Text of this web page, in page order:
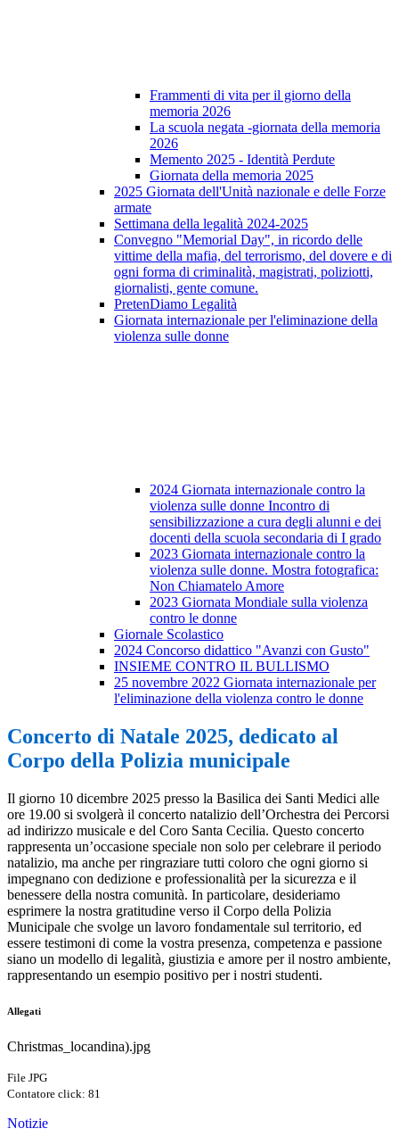
Frammenti di vita per il giorno della
memoria 2026
La scuola negata -giornata della memoria
2026
Memento 2025 - Identità Perdute
Giornata della memoria 2025
2025 Giornata dell'Unità nazionale e delle Forze
armate
Settimana della legalità 2024-2025
Convegno "Memorial Day", in ricordo delle
vittime della mafia, del terrorismo, del dovere e di
ogni forma di criminalità, magistrati, poliziotti,
giornalisti, gente comune.
PretenDiamo Legalità
Giornata internazionale per l'eliminazione della
violenza sulle donne
2024 Giornata internazionale contro la
violenza sulle donne Incontro di
sensibilizzazione a cura degli alunni e dei
docenti della scuola secondaria di I grado
2023 Giornata internazionale contro la
violenza sulle donne. Mostra fotografica:
Non Chiamatelo Amore
2023 Giornata Mondiale sulla violenza
contro le donne
Giornale Scolastico
2024 Concorso didattico "Avanzi con Gusto"
INSIEME CONTRO IL BULLISMO
25 novembre 2022 Giornata internazionale per
l'eliminazione della violenza contro le donne
Concerto di Natale 2025, dedicato al
Corpo della Polizia municipale
Il giorno 10 dicembre 2025 presso la Basilica dei Santi Medici alle
ore 19.00 si svolgerà il concerto natalizio dell’Orchestra dei Percorsi
ad indirizzo musicale e del Coro Santa Cecilia. Questo concerto
rappresenta un’occasione speciale non solo per celebrare il periodo
natalizio, ma anche per ringraziare tutti coloro che ogni giorno si
impegnano con dedizione e professionalità per la sicurezza e il
benessere della nostra comunità. In particolare, desideriamo
esprimere la nostra gratitudine verso il Corpo della Polizia
Municipale che svolge un lavoro fondamentale sul territorio, ed
essere testimoni di come la vostra presenza, competenza e passione
siano un modello di legalità, giustizia e amore per il nostro ambiente,
rappresentando un esempio positivo per i nostri studenti.
Allegati
Christmas_locandina).jpg
File JPG
Contatore click: 81
Notizie